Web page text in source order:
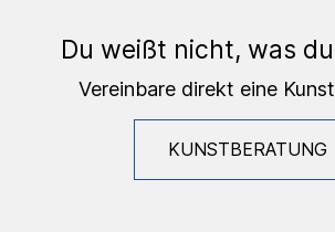
Du weißt nicht, was
Vereinbare direkt eine
KUNSTBERATUNG